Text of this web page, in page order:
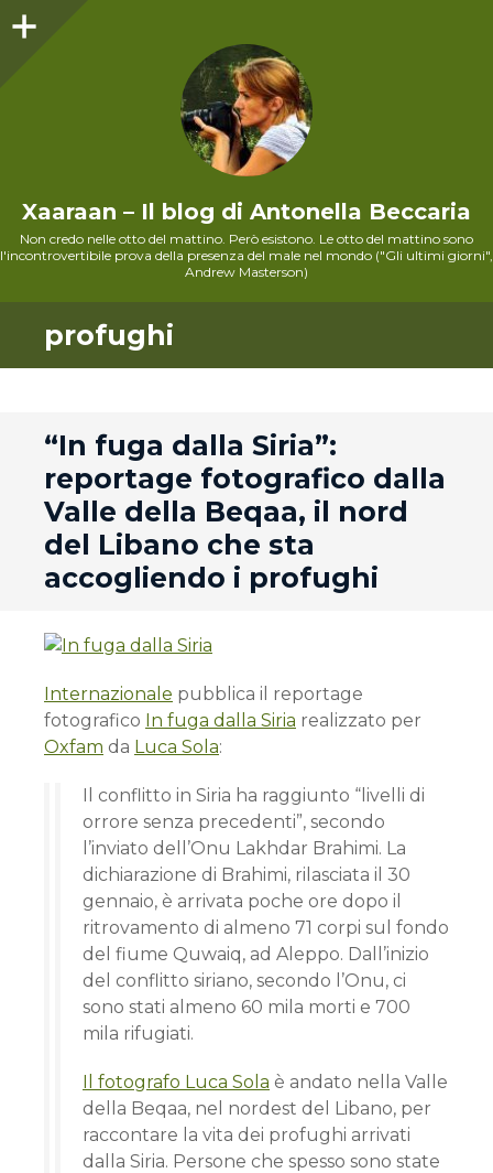
Xaaraan – Il blog di Antonella Beccaria
Non credo nelle otto del mattino. Però esistono. Le otto del mattino sono
l'incontrovertibile prova della presenza del male nel mondo ("Gli ultimi giorni",
Andrew Masterson)
profughi
“In fuga dalla Siria”:
reportage fotografico dalla
Valle della Beqaa, il nord
del Libano che sta
accogliendo i profughi
Internazionale pubblica il reportage
fotografico In fuga dalla Siria realizzato per
Oxfam da Luca Sola:
Il conflitto in Siria ha raggiunto “livelli di
orrore senza precedenti”, secondo
l’inviato dell’Onu Lakhdar Brahimi. La
dichiarazione di Brahimi, rilasciata il 30
gennaio, è arrivata poche ore dopo il
ritrovamento di almeno 71 corpi sul fondo
del fiume Quwaiq, ad Aleppo. Dall’inizio
del conflitto siriano, secondo l’Onu, ci
sono stati almeno 60 mila morti e 700
mila rifugiati.
Il fotografo Luca Sola è andato nella Valle
della Beqaa, nel nordest del Libano, per
raccontare la vita dei profughi arrivati
dalla Siria. Persone che spesso sono state